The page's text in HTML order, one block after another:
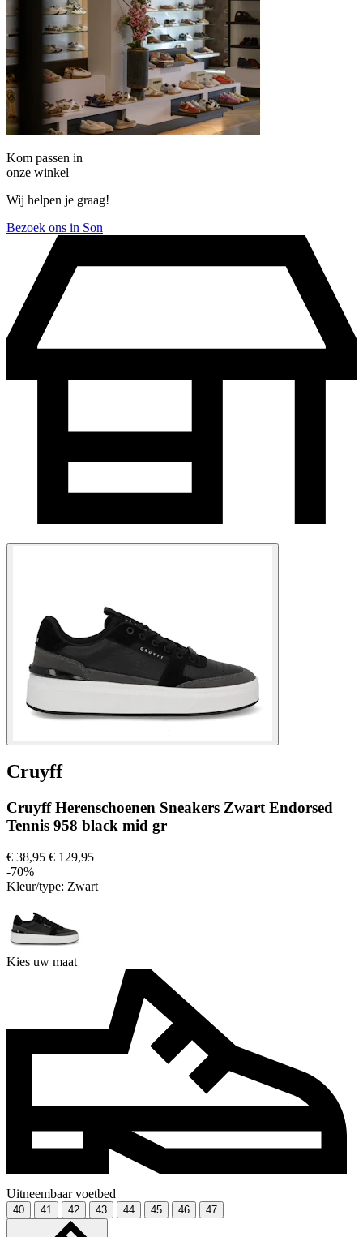
Kom passen in
onze winkel
Wij helpen je graag!
Bezoek ons in Son
Cruyff
Cruyff Herenschoenen Sneakers Zwart Endorsed
Tennis 958 black mid gr
€ 38,95 € 129,95
-70%
Kleur/type: Zwart
Kies uw maat
Uitneembaar voetbed
40 41 42 43 44 45 46 47